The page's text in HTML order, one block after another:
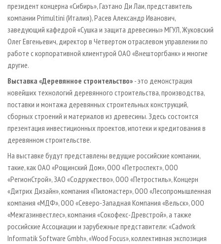
президент концерна «Сибирь», Гаэтано Ди Лаи, представитель
компании Primultini (Италия), Расев Александр Иванович,
заведующий кафедрой «Сушка и защита древесины» МГУЛ, Жуковский
Олег Евгеньевич, директор в Четвертом отраслевом управлении по
работе с корпоративной клиентурой ОАО «Внешторгбанк» и многие
другие.
Выставка «Деревянное строительство» - это демонстрация
новейших технологий деревянного строительства, производства,
поставки и монтажа деревянных строительных конструкций,
сборных строений и материалов из древесины. Здесь состоится
презентация инвестиционных проектов, ипотеки и кредитования в
деревянном строительстве.
На выставке будут представлены ведущие российские компании,
такие, как ОАО «Рощинский Дом», ООО «Петроспект», ООО
«РегионСтрой», ЗАО «Содружество», ООО «Петростиль», Концерн
«Дитрих Дизайн», компания «Пиломастер», ООО «Лесопромышленная
компания «МДФ», ООО «Северо-Западная Компания «Вельск», ООО
«Межгазинвестлес», компания «Сокофекс-Древстрой», а также
российские Ассоциации и зарубежные представители: «Cadwork
Informatik Software Gmbh», «Wood Focus», коллективная экспозиция